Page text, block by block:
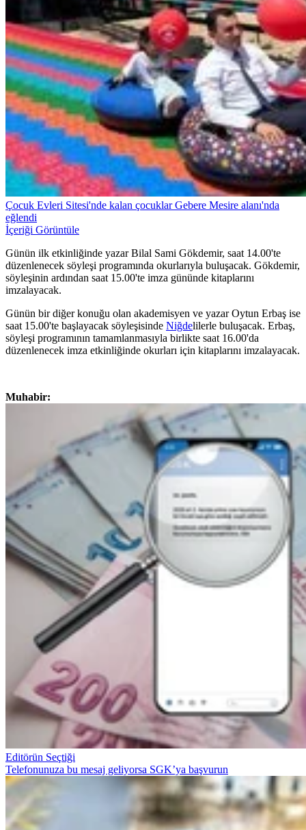
Çocuk Evleri Sitesi'nde kalan çocuklar Gebere Mesire alanı'nda
eğlendi
İçeriği Görüntüle
Günün ilk etkinliğinde yazar Bilal Sami Gökdemir, saat 14.00'te
düzenlenecek söyleşi programında okurlarıyla buluşacak. Gökdemir,
söyleşinin ardından saat 15.00'te imza gününde kitaplarını
imzalayacak.
Günün bir diğer konuğu olan akademisyen ve yazar Oytun Erbaş ise
saat 15.00'te başlayacak söyleşisinde Niğdelilerle buluşacak. Erbaş,
söyleşi programının tamamlanmasıyla birlikte saat 16.00'da
düzenlenecek imza etkinliğinde okurları için kitaplarını imzalayacak.
Muhabir:
Editörün Seçtiği
Telefonunuza bu mesaj geliyorsa SGK’ya başvurun